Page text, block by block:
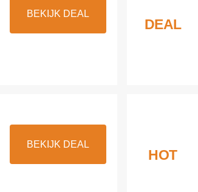
BEKIJK DEAL
DEAL
BEKIJK DEAL
HOT